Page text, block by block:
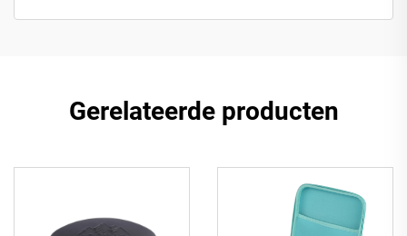
Gerelateerde producten